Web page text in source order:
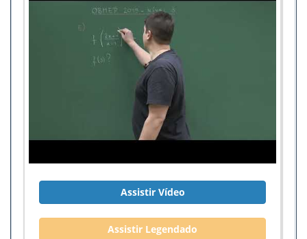
Assistir Vídeo
Assistir Legendado